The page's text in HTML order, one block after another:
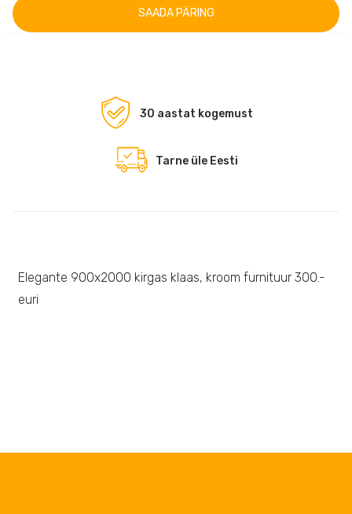
SAADA PÄRING
30 aastat kogemust
Tarne üle Eesti
Elegante 900x2000 kirgas klaas, kroom furnituur 300.-
euri